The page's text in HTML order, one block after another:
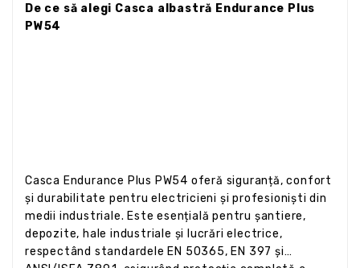
De ce să alegi Casca albastră Endurance Plus
PW54
Casca Endurance Plus PW54 oferă siguranță, confort
și durabilitate pentru electricieni și profesioniști din
medii industriale. Este esențială pentru șantiere,
depozite, hale industriale și lucrări electrice,
respectând standardele EN 50365, EN 397 și